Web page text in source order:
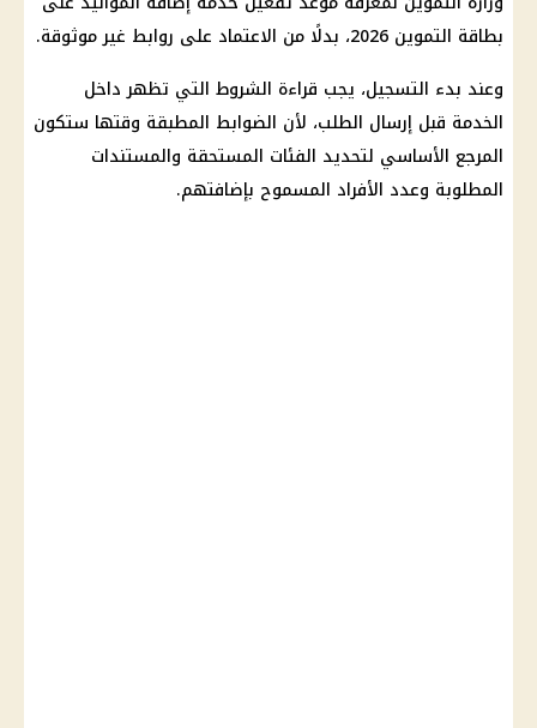
بطاقة التموين
وعند بدء التسجيل، يجب قراءة الشروط التي تظهر داخل
الخدمة قبل إرسال الطلب، لأن الضوابط المطبقة وقتها ستكون
المرجع الأساسي لتحديد الفئات المستحقة والمستندات
المطلوبة وعدد الأفراد المسموح بإضافتهم.